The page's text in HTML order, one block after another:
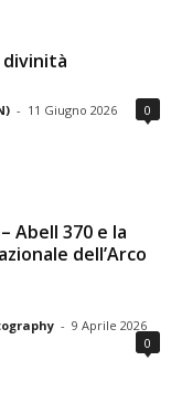
divinità
- 11 Giugno 2026 0
Abell 370 e la
dell’Arco
- 9 Aprile 2026
0